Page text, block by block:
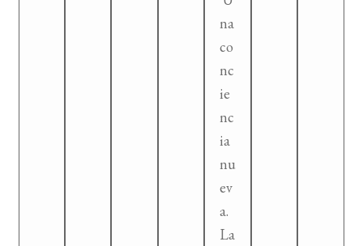
na
co
nc
ie
nc
ia
nu
ev
a.
La